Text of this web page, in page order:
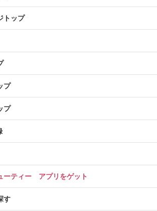
トップ
プ
プ
ーティー アプリをゲット
す